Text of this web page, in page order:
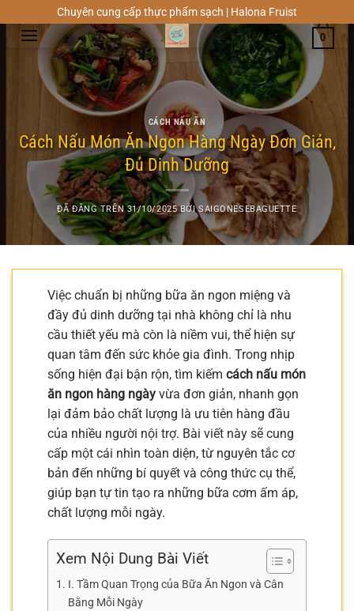
đến
Chuyên cung cấp thực phẩm sạch | Halona Fruist
0
CÁCH NẤU ĂN
Cách Nấu Món Ăn Ngon Hàng Ngày Đơn Giản,
Đủ Dinh Dưỡng
ĐÃ ĐĂNG TRÊN31/10/2025 BỞISAIGONESEBAGUETTE
Việc chuẩn bị những bữa ăn ngon miệng và
đầy đủ dinh dưỡng tại nhà không chỉ là nhu
cầu thiết yếu mà còn là niềm vui, thể hiện sự
quan tâm đến sức khỏe gia đình. Trong nhịp
sống hiện đại bận rộn, tìm kiếm cách nấu món
ăn ngon hàng ngày vừa đơn giản, nhanh gọn
lại đảm bảo chất lượng là ưu tiên hàng đầu
của nhiều người nội trợ. Bài viết này sẽ cung
cấp một cái nhìn toàn diện, từ nguyên tắc cơ
bản đến những bí quyết và công thức cụ thể,
giúp bạn tự tin tạo ra những bữa cơm ấm áp,
chất lượng mỗi ngày.
Xem Nội Dung Bài Viết
I. Tầm Quan Trọng của Bữa Ăn Ngon và Cân
Bằng Mỗi Ngày